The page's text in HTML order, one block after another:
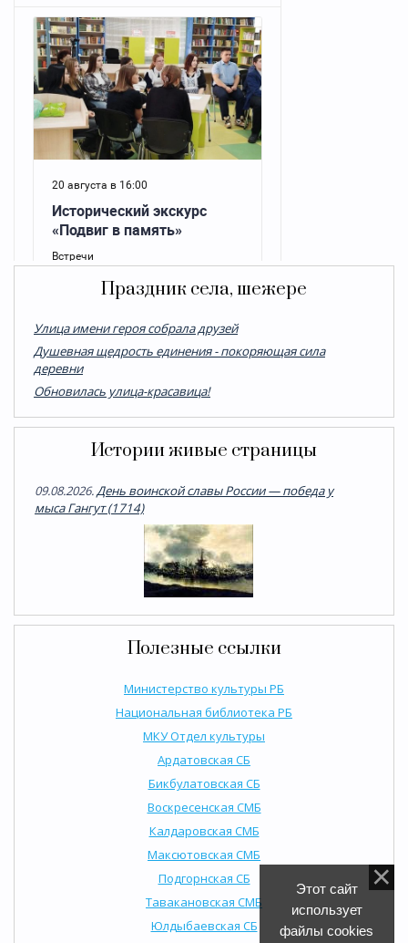
Праздник села, шежере
Улица имени героя собрала друзей
Душевная щедрость единения - покоряющая сила
деревни
Обновилась улица-красавица!
Истории живые страницы
09.08.2026.День воинской славы России — победа у
мыса Гангут (1714)
Полезные ссылки
Министерство культуры РБ
Национальная библиотека РБ
МКУ Отдел культуры
Ардатовская СБ
Бикбулатовская СБ
Воскресенская СМБ
Калдаровская СМБ
Максютовская СМБ
Подгорнская СБ
Тавакановская СМБ
Юлдыбаевская СБ
Этот сайт
использует
файлы cookies